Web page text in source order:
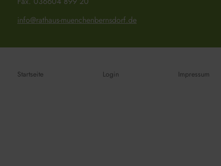
info@rathaus-muenchenbernsdorf.de
Startseite Login Impressum